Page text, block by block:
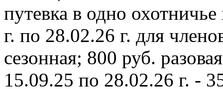
путевка в одно
г. по 28.02.26 г. для
сезонная; 800 руб.
15.09.25 по 28.02.26 г. -